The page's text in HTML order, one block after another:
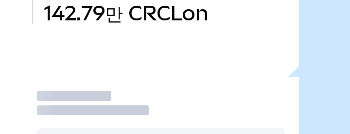
142.79만 CRCLon
거래